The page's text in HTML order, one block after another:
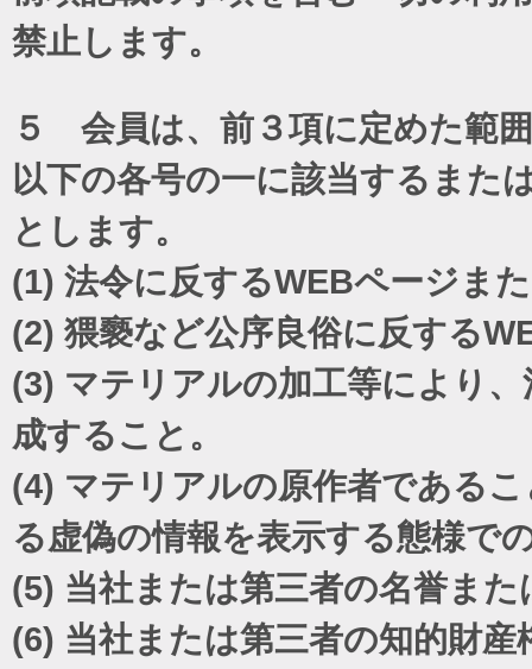
禁止します。
５ 会員は、前３項に定めた範
以下の各号の一に該当するまた
とします。
(1) 法令に反するWEBページま
(2) 猥褻など公序良俗に反する
(3) マテリアルの加工等により
成すること。
(4) マテリアルの原作者である
る虚偽の情報を表示する態様で
(5) 当社または第三者の名誉ま
(6) 当社または第三者の知的財